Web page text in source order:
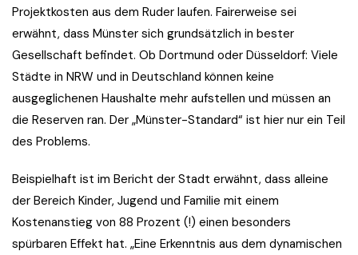
Projektkosten aus dem Ruder laufen. Fairerweise sei
erwähnt, dass Münster sich grundsätzlich in bester
Gesellschaft befindet. Ob Dortmund oder Düsseldorf: Viele
Städte in NRW und in Deutschland können keine
ausgeglichenen Haushalte mehr aufstellen und müssen an
die Reserven ran. Der „Münster-Standard“ ist hier nur ein Teil
des Problems.
Beispielhaft ist im Bericht der Stadt erwähnt, dass alleine
der Bereich Kinder, Jugend und Familie mit einem
Kostenanstieg von 88 Prozent (!) einen besonders
spürbaren Effekt hat. „Eine Erkenntnis aus dem dynamischen